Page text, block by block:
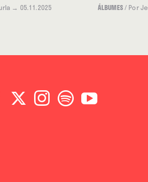
→ 05.11.2025 ÁLBUMES/ Por